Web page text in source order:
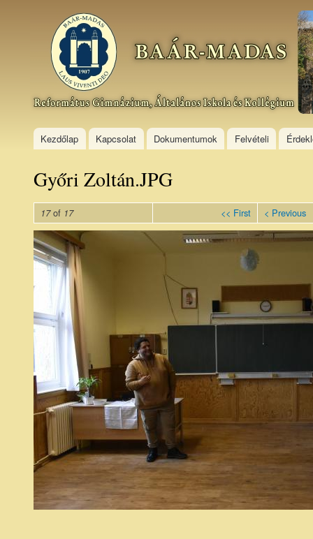
Baár–
Madas
Református
Gimnázium,
Általános
Kollégium
Kezdőlap Kapcsolat Dokumentumok Felvételi
Győri Zoltán.JPG
17of 17 << First < Previous
Győri
Zoltán.JPG